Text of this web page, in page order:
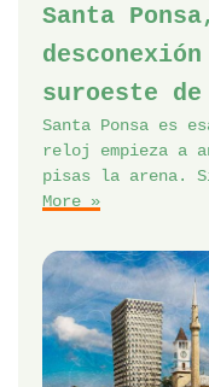
Santa
suroeste
Santa Ponsa es
reloj empieza a
pisas la arena.
More »